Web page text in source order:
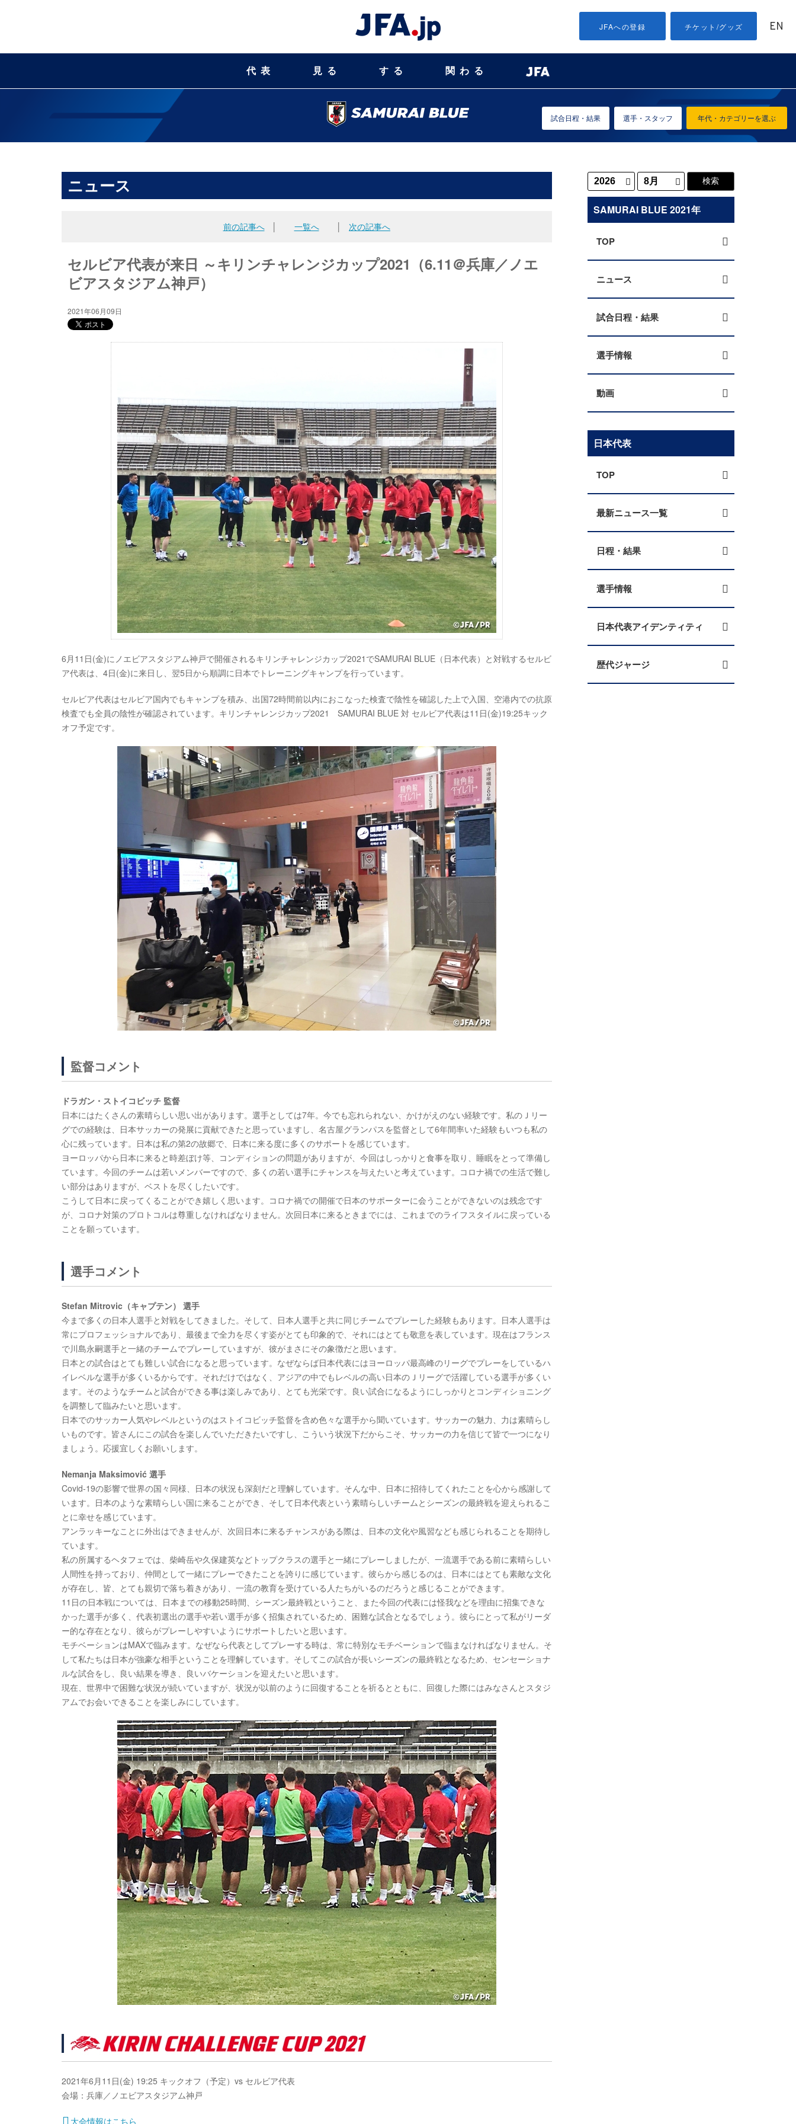
JFAへの登録 チケット/グッズ EN
代表 見る する 関わる
年代・カテゴリーを選ぶ
試合日程・結果 選手・スタッフ
ニュース
前の記事へ│ 一覧へ 次の記事へ
セルビア代表が来日 ～キリンチャレンジカップ2021（6.11＠兵庫／ノエ
ビアスタジアム神戸）
2021年06月09日
6月11日(金)にノエビアスタジアム神戸で開催されるキリンチャレンジカップ2021でSAMURAI BLUE（日本代表）と対戦するセルビ
ア代表は、4日(金)に来日し、翌5日から順調に日本でトレーニングキャンプを行っています。
セルビア代表はセルビア国内でもキャンプを積み、出国72時間前以内におこなった検査で陰性を確認した上で入国、空港内での抗原
検査でも全員の陰性が確認されています。キリンチャレンジカップ2021 SAMURAI BLUE 対 セルビア代表は11日(金)19:25キック
オフ予定です。
監督コメント
ドラガン・ストイコビッチ 監督
日本にはたくさんの素晴らしい思い出があります。選手としては7年。今でも忘れられない、かけがえのない経験です。私のＪリー
グでの経験は、日本サッカーの発展に貢献できたと思っていますし、名古屋グランパスを監督として6年間率いた経験もいつも私の
心に残っています。日本は私の第2の故郷で、日本に来る度に多くのサポートを感じています。
ヨーロッパから日本に来ると時差ぼけ等、コンディションの問題がありますが、今回はしっかりと食事を取り、睡眠をとって準備し
ています。今回のチームは若いメンバーですので、多くの若い選手にチャンスを与えたいと考えています。コロナ禍での生活で難し
い部分はありますが、ベストを尽くしたいです。
こうして日本に戻ってくることができ嬉しく思います。コロナ禍での開催で日本のサポーターに会うことができないのは残念です
が、コロナ対策のプロトコルは尊重しなければなりません。次回日本に来るときまでには、これまでのライフスタイルに戻っている
ことを願っています。
選手コメント
Stefan Mitrovic（キャプテン） 選手
今まで多くの日本人選手と対戦をしてきました。そして、日本人選手と共に同じチームでプレーした経験もあります。日本人選手は
常にプロフェッショナルであり、最後まで全力を尽くす姿がとても印象的で、それにはとても敬意を表しています。現在はフランス
で川島永嗣選手と一緒のチームでプレーしていますが、彼がまさにその象徴だと思います。
日本との試合はとても難しい試合になると思っています。なぜならば日本代表にはヨーロッパ最高峰のリーグでプレーをしているハ
イレベルな選手が多くいるからです。それだけではなく、アジアの中でもレベルの高い日本のＪリーグで活躍している選手が多くい
ます。そのようなチームと試合ができる事は楽しみであり、とても光栄です。良い試合になるようにしっかりとコンディショニング
を調整して臨みたいと思います。
日本でのサッカー人気やレベルというのはストイコビッチ監督を含め色々な選手から聞いています。サッカーの魅力、力は素晴らし
いものです。皆さんにこの試合を楽しんでいただきたいですし、こういう状況下だからこそ、サッカーの力を信じて皆で一つになり
ましょう。応援宜しくお願いします。
Nemanja Maksimović 選手
Covid-19の影響で世界の国々同様、日本の状況も深刻だと理解しています。そんな中、日本に招待してくれたことを心から感謝して
います。日本のような素晴らしい国に来ることができ、そして日本代表という素晴らしいチームとシーズンの最終戦を迎えられるこ
とに幸せを感じています。
アンラッキーなことに外出はできませんが、次回日本に来るチャンスがある際は、日本の文化や風習なども感じられることを期待し
ています。
私の所属するヘタフェでは、柴崎岳や久保建英などトップクラスの選手と一緒にプレーしましたが、一流選手である前に素晴らしい
人間性を持っており、仲間として一緒にプレーできたことを誇りに感じています。彼らから感じるのは、日本にはとても素敵な文化
が存在し、皆、とても親切で落ち着きがあり、一流の教育を受けている人たちがいるのだろうと感じることができます。
11日の日本戦については、日本までの移動25時間、シーズン最終戦ということ、また今回の代表には怪我などを理由に招集できな
かった選手が多く、代表初選出の選手や若い選手が多く招集されているため、困難な試合となるでしょう。彼らにとって私がリーダ
ー的な存在となり、彼らがプレーしやすいようにサポートしたいと思います。
モチベーションはMAXで臨みます。なぜなら代表としてプレーする時は、常に特別なモチベーションで臨まなければなりません。そ
して私たちは日本が強豪な相手ということを理解しています。そしてこの試合が長いシーズンの最終戦となるため、センセーショナ
ルな試合をし、良い結果を導き、良いバケーションを迎えたいと思います。
現在、世界中で困難な状況が続いていますが、状況が以前のように回復することを祈るとともに、回復した際にはみなさんとスタジ
アムでお会いできることを楽しみにしています。
2021年6月11日(金) 19:25 キックオフ（予定）vs セルビア代表
会場：兵庫／ノエビアスタジアム神戸
大会情報はこちら
SAMURAI BLUE 2021年
TOP
ニュース
試合日程・結果
選手情報
動画
日本代表
TOP
最新ニュース一覧
日程・結果
選手情報
日本代表アイデンティティ
歴代ジャージ